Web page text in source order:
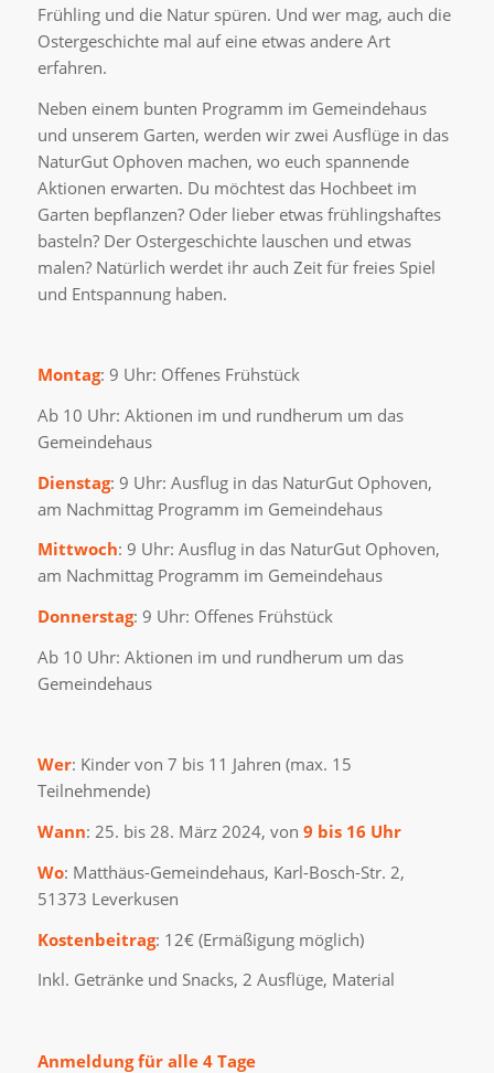
Frühling und die Natur spüren. Und wer mag, auch die
Ostergeschichte mal auf eine etwas andere Art
erfahren.
Neben einem bunten Programm im Gemeindehaus
und unserem Garten, werden wir zwei Ausflüge in das
NaturGut Ophoven machen, wo euch spannende
Aktionen erwarten. Du möchtest das Hochbeet im
Garten bepflanzen? Oder lieber etwas frühlingshaftes
basteln? Der Ostergeschichte lauschen und etwas
malen? Natürlich werdet ihr auch Zeit für freies Spiel
und Entspannung haben.
Montag: 9 Uhr: Offenes Frühstück
Ab 10 Uhr: Aktionen im und rundherum um das
Gemeindehaus
Dienstag: 9 Uhr: Ausflug in das NaturGut Ophoven,
am Nachmittag Programm im Gemeindehaus
Mittwoch: 9 Uhr: Ausflug in das NaturGut Ophoven,
am Nachmittag Programm im Gemeindehaus
Donnerstag: 9 Uhr: Offenes Frühstück
Ab 10 Uhr: Aktionen im und rundherum um das
Gemeindehaus
Wer: Kinder von 7 bis 11 Jahren (max. 15
Teilnehmende)
Wann: 25. bis 28. März 2024, von 9 bis 16 Uhr
Wo: Matthäus-Gemeindehaus, Karl-Bosch-Str. 2,
51373 Leverkusen
Kostenbeitrag: 12€ (Ermäßigung möglich)
Inkl. Getränke und Snacks, 2 Ausflüge, Material
Anmeldungfür alle 4 Tage